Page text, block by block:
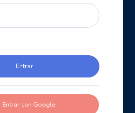
Entrar con Google